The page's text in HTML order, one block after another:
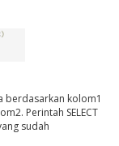
berdasarkan kolom1
Perintah SELECT
sudah